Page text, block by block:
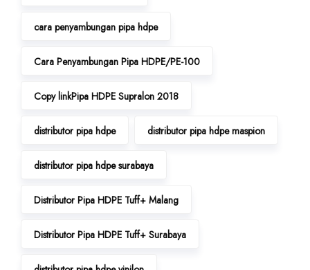
cara penyambungan pipa hdpe
Cara Penyambungan Pipa HDPE/PE-100
Copy linkPipa HDPE Supralon 2018
distributor pipa hdpe distributor pipa hdpe maspion
distributor pipa hdpe surabaya
Distributor Pipa HDPE Tuff+ Malang
Distributor Pipa HDPE Tuff+ Surabaya